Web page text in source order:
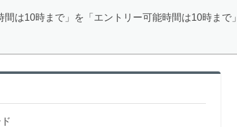
は10時まで」を「エントリー可能時間は10時まで」